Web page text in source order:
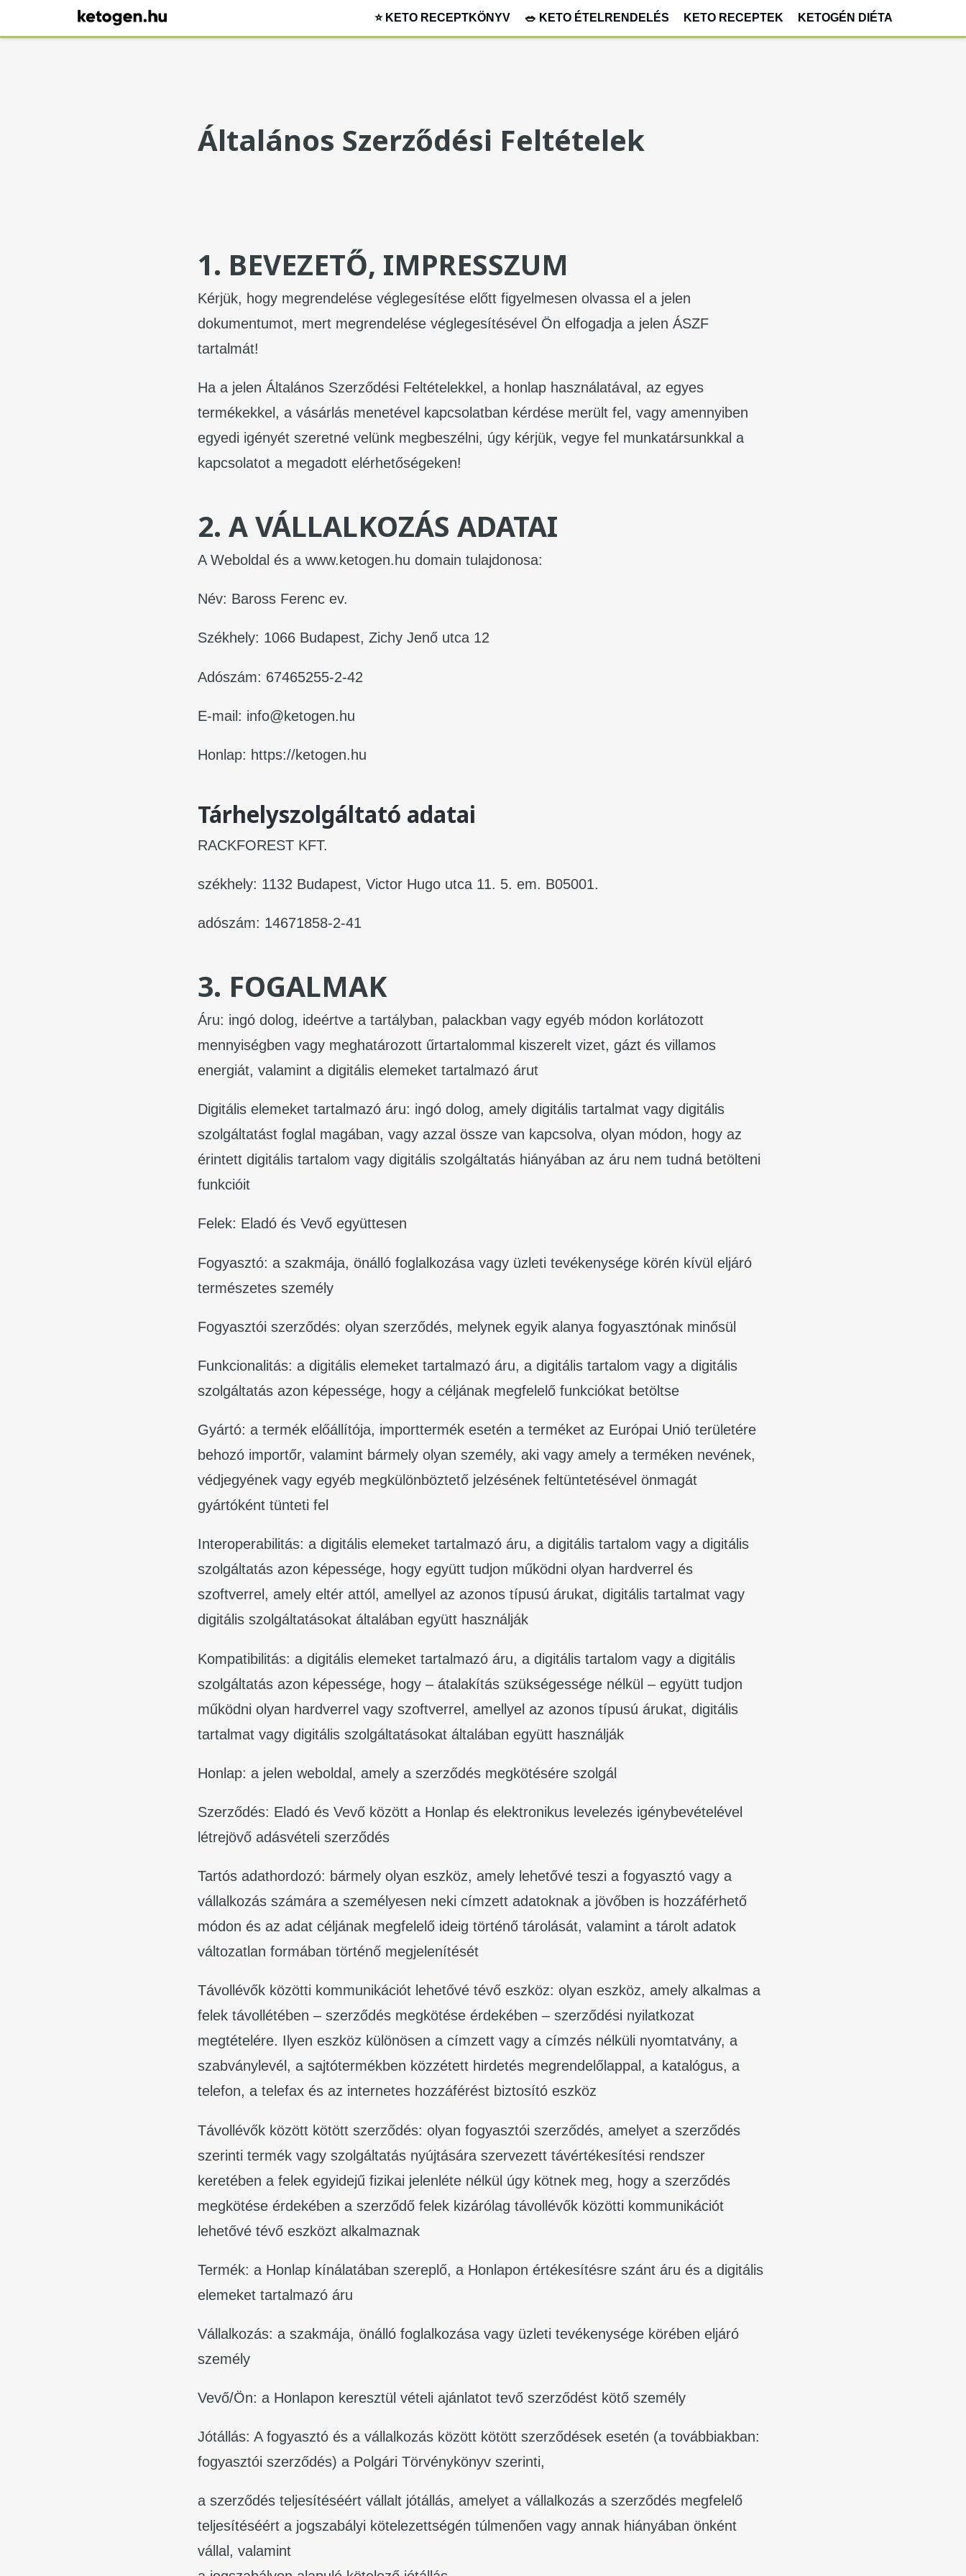
⭐ KETO RECEPTKÖNYV 🥗 KETO ÉTELRENDELÉS KETO RECEPTEK KETOGÉN DIÉTA
Általános Szerződési Feltételek
1. BEVEZETŐ, IMPRESSZUM
Kérjük, hogy megrendelése véglegesítése előtt figyelmesen olvassa el a jelen
dokumentumot, mert megrendelése véglegesítésével Ön elfogadja a jelen ÁSZF
tartalmát!
Ha a jelen Általános Szerződési Feltételekkel, a honlap használatával, az egyes
termékekkel, a vásárlás menetével kapcsolatban kérdése merült fel, vagy amennyiben
egyedi igényét szeretné velünk megbeszélni, úgy kérjük, vegye fel munkatársunkkal a
kapcsolatot a megadott elérhetőségeken!
2. A VÁLLALKOZÁS ADATAI
A Weboldal és a www.ketogen.hu domain tulajdonosa:
Név: Baross Ferenc ev.
Székhely: 1066 Budapest, Zichy Jenő utca 12
Adószám: 67465255-2-42
E-mail: info@ketogen.hu
Honlap: https://ketogen.hu
Tárhelyszolgáltató adatai
RACKFOREST KFT.
székhely: 1132 Budapest, Victor Hugo utca 11. 5. em. B05001.
adószám: 14671858-2-41
3. FOGALMAK
Áru: ingó dolog, ideértve a tartályban, palackban vagy egyéb módon korlátozott
mennyiségben vagy meghatározott űrtartalommal kiszerelt vizet, gázt és villamos
energiát, valamint a digitális elemeket tartalmazó árut
Digitális elemeket tartalmazó áru: ingó dolog, amely digitális tartalmat vagy digitális
szolgáltatást foglal magában, vagy azzal össze van kapcsolva, olyan módon, hogy az
érintett digitális tartalom vagy digitális szolgáltatás hiányában az áru nem tudná betölteni
funkcióit
Felek: Eladó és Vevő együttesen
Fogyasztó: a szakmája, önálló foglalkozása vagy üzleti tevékenysége körén kívül eljáró
természetes személy
Fogyasztói szerződés: olyan szerződés, melynek egyik alanya fogyasztónak minősül
Funkcionalitás: a digitális elemeket tartalmazó áru, a digitális tartalom vagy a digitális
szolgáltatás azon képessége, hogy a céljának megfelelő funkciókat betöltse
Gyártó: a termék előállítója, importtermék esetén a terméket az Európai Unió területére
behozó importőr, valamint bármely olyan személy, aki vagy amely a terméken nevének,
védjegyének vagy egyéb megkülönböztető jelzésének feltüntetésével önmagát
gyártóként tünteti fel
Interoperabilitás: a digitális elemeket tartalmazó áru, a digitális tartalom vagy a digitális
szolgáltatás azon képessége, hogy együtt tudjon működni olyan hardverrel és
szoftverrel, amely eltér attól, amellyel az azonos típusú árukat, digitális tartalmat vagy
digitális szolgáltatásokat általában együtt használják
Kompatibilitás: a digitális elemeket tartalmazó áru, a digitális tartalom vagy a digitális
szolgáltatás azon képessége, hogy – átalakítás szükségessége nélkül – együtt tudjon
működni olyan hardverrel vagy szoftverrel, amellyel az azonos típusú árukat, digitális
tartalmat vagy digitális szolgáltatásokat általában együtt használják
Honlap: a jelen weboldal, amely a szerződés megkötésére szolgál
Szerződés: Eladó és Vevő között a Honlap és elektronikus levelezés igénybevételével
létrejövő adásvételi szerződés
Tartós adathordozó: bármely olyan eszköz, amely lehetővé teszi a fogyasztó vagy a
vállalkozás számára a személyesen neki címzett adatoknak a jövőben is hozzáférhető
módon és az adat céljának megfelelő ideig történő tárolását, valamint a tárolt adatok
változatlan formában történő megjelenítését
Távollévők közötti kommunikációt lehetővé tévő eszköz: olyan eszköz, amely alkalmas a
felek távollétében – szerződés megkötése érdekében – szerződési nyilatkozat
megtételére. Ilyen eszköz különösen a címzett vagy a címzés nélküli nyomtatvány, a
szabványlevél, a sajtótermékben közzétett hirdetés megrendelőlappal, a katalógus, a
telefon, a telefax és az internetes hozzáférést biztosító eszköz
Távollévők között kötött szerződés: olyan fogyasztói szerződés, amelyet a szerződés
szerinti termék vagy szolgáltatás nyújtására szervezett távértékesítési rendszer
keretében a felek egyidejű fizikai jelenléte nélkül úgy kötnek meg, hogy a szerződés
megkötése érdekében a szerződő felek kizárólag távollévők közötti kommunikációt
lehetővé tévő eszközt alkalmaznak
Termék: a Honlap kínálatában szereplő, a Honlapon értékesítésre szánt áru és a digitális
elemeket tartalmazó áru
Vállalkozás: a szakmája, önálló foglalkozása vagy üzleti tevékenysége körében eljáró
személy
Vevő/Ön: a Honlapon keresztül vételi ajánlatot tevő szerződést kötő személy
Jótállás: A fogyasztó és a vállalkozás között kötött szerződések esetén (a továbbiakban:
fogyasztói szerződés) a Polgári Törvénykönyv szerinti,
a szerződés teljesítéséért vállalt jótállás, amelyet a vállalkozás a szerződés megfelelő
teljesítéséért a jogszabályi kötelezettségén túlmenően vagy annak hiányában önként
vállal, valamint